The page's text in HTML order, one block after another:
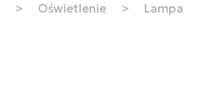
> Oświetlenie >
Lampa